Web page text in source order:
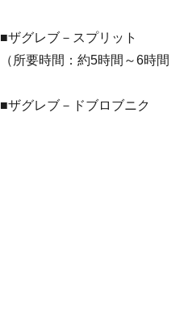
■ザグレブ－スプリット
（所要時間：約5時間～6時
■ザグレブ－ドブロブニク